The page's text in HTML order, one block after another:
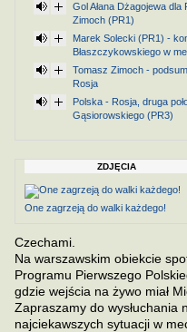
Gol Ałana Dżagojewa
Zimoch (PR1)
Marek Solecki (PR1) -
Błaszczykowskiego w
Tomasz Zimoch -
Rosja
Polska - Rosja, druga
Gąsiorowskiego (PR3)
ZDJĘCIA
One zagrzeją do walki każdego!
Czechami.
Na warszawskim obiekcie
Programu Pierwszego
gdzie wejścia na żywo miał
Zapraszamy do wysłuchania
najciekawszych sytuacji w